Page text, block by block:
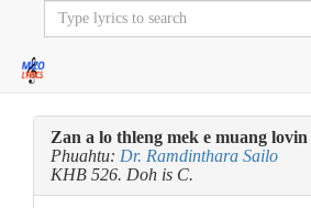
Zan a lo thleng mek e muang
Phuahtu: Dr. Ramdinthara Sailo
KHB 526. Doh is C.